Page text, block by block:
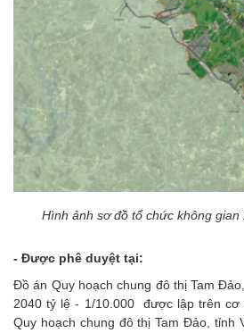
Hình ảnh sơ đồ tổ chức không gian
- Được phê duyệt tại:
Đồ án Quy hoạch chung đô thị Tam
2040 tỷ lệ - 1/10.000 được lập trên cơ
Quy hoạch chung đô thị Tam Đảo, tỉnh